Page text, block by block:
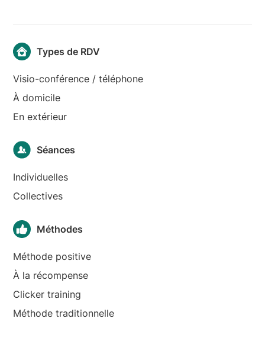
Types de RDV
Visio-conférence / téléphone
À domicile
En extérieur
Séances
Individuelles
Collectives
Méthodes
Méthode positive
À la récompense
Clicker training
Méthode traditionnelle